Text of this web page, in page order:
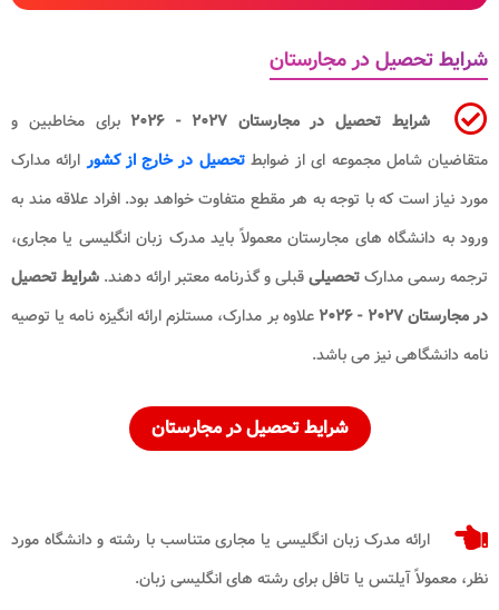
شرایط تحصیل در مجارستان
شرایط تحصیل در مجارستان ۲۰۲۷ - ۲۰۲۶
برای مخاطبین و
متقاضیان شامل مجموعه ای از ضوابطتحصیل در خارج از کشور ارائه مدارک
مورد نیاز است که با توجه به هر مقطع متفاوت خواهد بود. افراد علاقه مند به
ورود به دانشگاه های مجارستان معمولاً باید مدرک زبان انگلیسی یا مجاری،
ترجمه رسمی مدارکتحصیلیقبلی و گذرنامه معتبر ارائه دهند. شرایط تحصیل
در مجارستان ۲۰۲۷ - ۲۰۲۶
علاوه بر مدارک، مستلزم ارائه انگیزه نامه یا توصیه
نامه دانشگاهی نیز می باشد.
شرایط تحصیل در مجارستان
ارائه مدرک زبان انگلیسی یا مجاری متناسب با رشته و دانشگاه مورد
نظر، معمولاً آیلتس یا تافل برای رشته های انگلیسی زبان.